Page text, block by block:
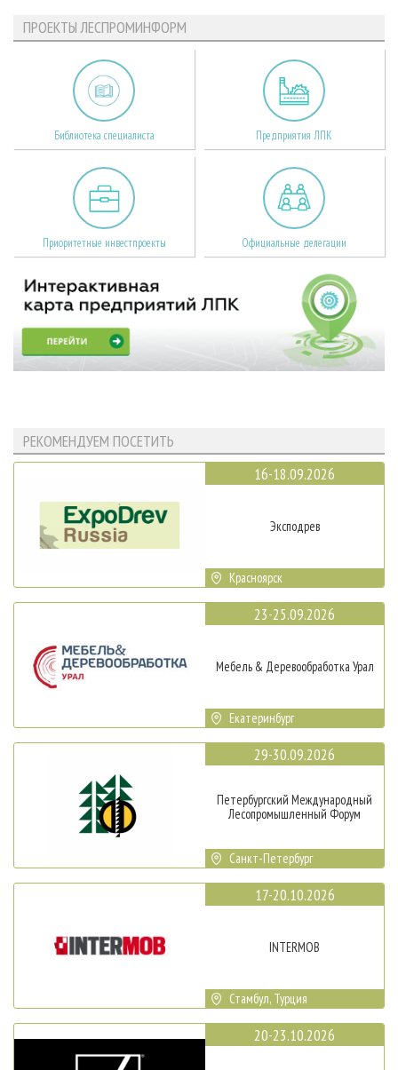
ПРОЕКТЫ ЛЕСПРОМИНФОРМ
Библиотека специалиста Предприятия ЛПК
Приоритетные инвестпроекты Официальные делегации
РЕКОМЕНДУЕМ ПОСЕТИТЬ
16-18.09.2026
Эксподрев
Красноярск
23-25.09.2026
Мебель & Деревообработка Урал
Екатеринбург
29-30.09.2026
Петербургский Международный
Лесопромышленный Форум
Санкт-Петербург
17-20.10.2026
INTERMOB
Стамбул, Турция
20-23.10.2026